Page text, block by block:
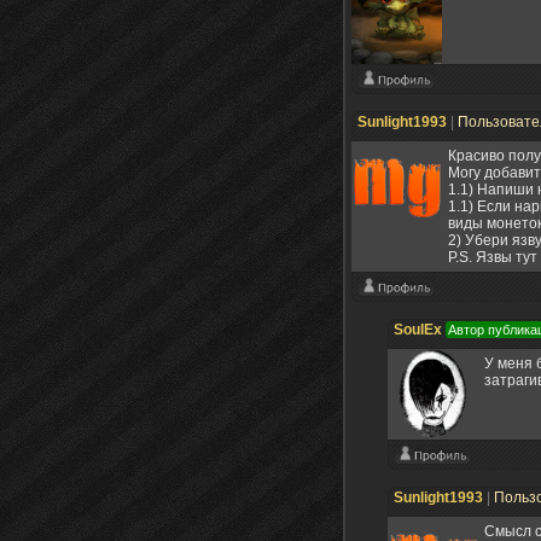
Sunlight1993
Красиво
Могу
1.1) Напиши
1.1) Если
виды
2) Убери
P.S. Язвы
SoulEx Автор
У меня
Sunlight1993
Смысл